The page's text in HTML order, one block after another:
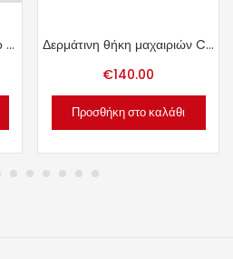
Καλαθάκι βίτσα με διάμετρο 24cm.
Δερμάτινη θήκη μαχαιριών Chef.
€140.00
Προσθήκη στο καλάθι